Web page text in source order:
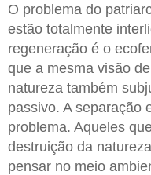
O problema do
estão totalmente
regeneração é o
que a mesma visão
natureza também
passivo. A separação
problema. Aqueles
destruição da
pensar no meio